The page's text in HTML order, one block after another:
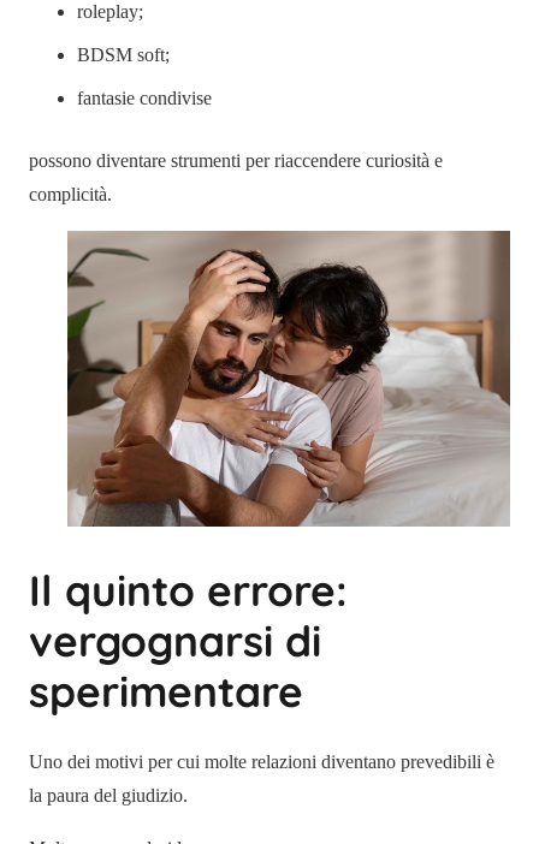
roleplay;
BDSM soft;
fantasie condivise
possono diventare strumenti per riaccendere curiosità e
complicità.
Il quinto errore:
vergognarsi di
sperimentare
Uno dei motivi per cui molte relazioni diventano prevedibili è
la paura del giudizio.